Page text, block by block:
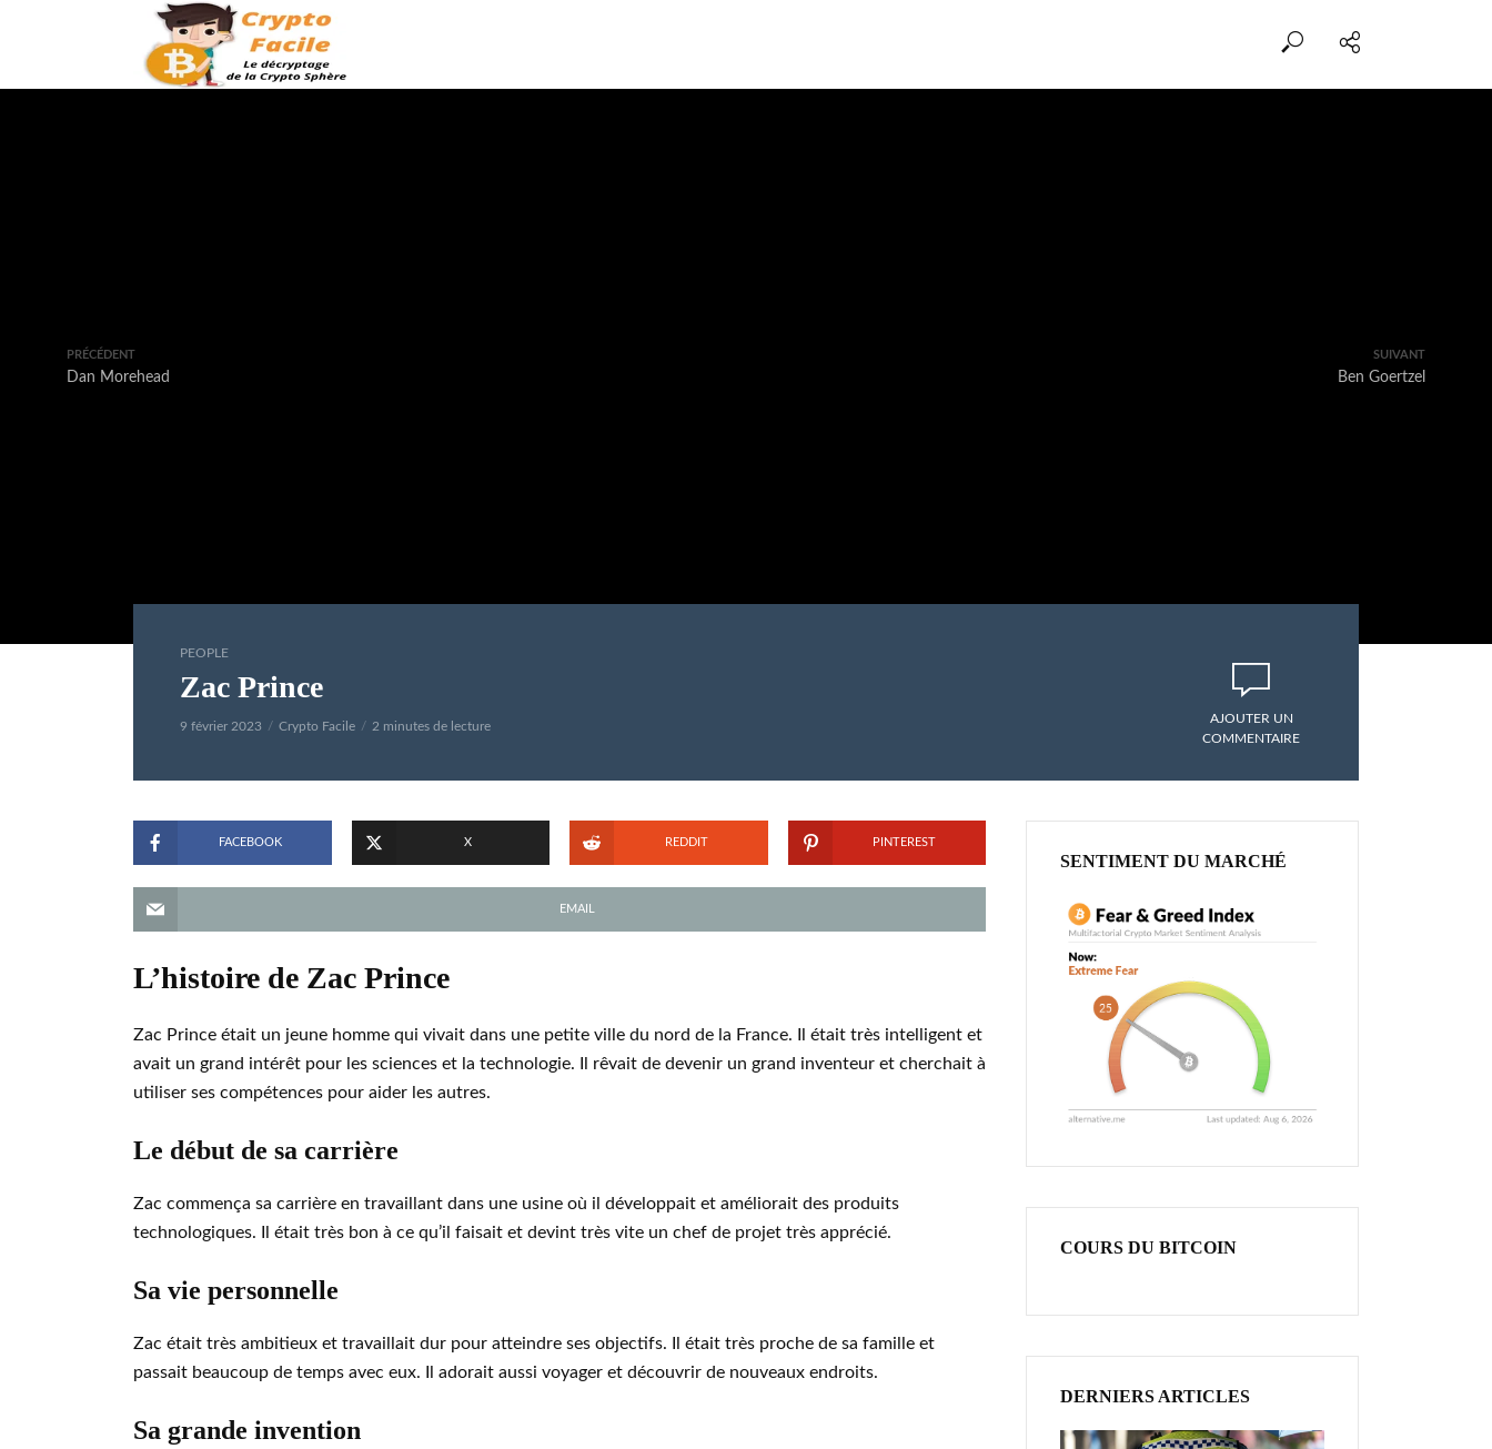
PRÉCÉDENT
Dan Morehead
SUIVANT
Ben Goertzel
PEOPLE
Zac Prince
9 février 2023 Crypto Facile 2 minutes de lecture
AJOUTER UN
COMMENTAIRE
FACEBOOK X REDDIT PINTEREST
EMAIL
L’histoire de Zac Prince
Zac Prince était un jeune homme qui vivait dans une petite ville du nord de la France. Il était très intelligent et
avait un grand intérêt pour les sciences et la technologie. Il rêvait de devenir un grand inventeur et cherchait à
utiliser ses compétences pour aider les autres.
Le début de sa carrière
Zac commença sa carrière en travaillant dans une usine où il développait et améliorait des produits
technologiques. Il était très bon à ce qu’il faisait et devint très vite un chef de projet très apprécié.
Sa vie personnelle
Zac était très ambitieux et travaillait dur pour atteindre ses objectifs. Il était très proche de sa famille et
passait beaucoup de temps avec eux. Il adorait aussi voyager et découvrir de nouveaux endroits.
Sa grande invention
SENTIMENT DU MARCHÉ
COURS DU BITCOIN
DERNIERS ARTICLES